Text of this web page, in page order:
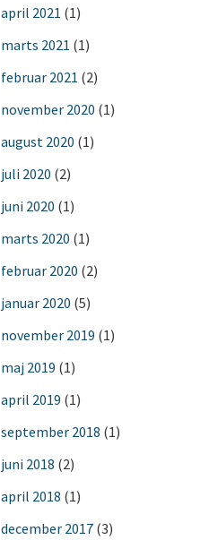
april 2021 (1)
marts 2021 (1)
februar 2021 (2)
november 2020 (1)
august 2020 (1)
juli 2020 (2)
juni 2020 (1)
marts 2020 (1)
februar 2020 (2)
januar 2020 (5)
november 2019 (1)
maj 2019 (1)
april 2019 (1)
september 2018 (1)
juni 2018 (2)
april 2018 (1)
december 2017 (3)